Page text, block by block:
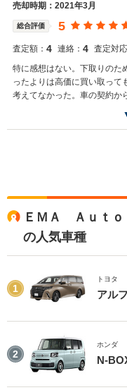
売却時期：2021年3月
総合評価 5
査定額： 4 連絡： 4 査定対応
特に感想はない。下取りのた
ったよりは高価に買い取って
考えてなかった。車の契約か
ＥＭＡ Ａｕｔ
の人気車種
1
トヨタ
アル
2
ホンダ
N-